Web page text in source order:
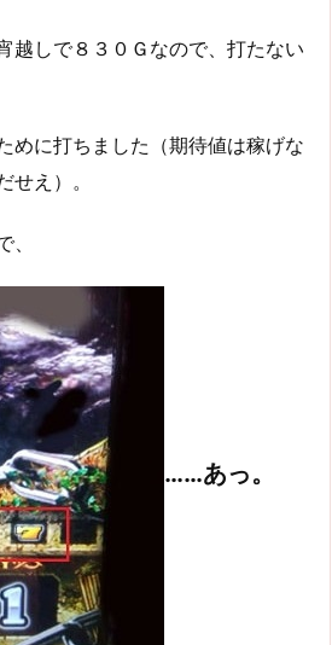
越しで８３０Ｇなので、打たない
めに打ちました（期待値は稼げな
せえ）。
……あっ。